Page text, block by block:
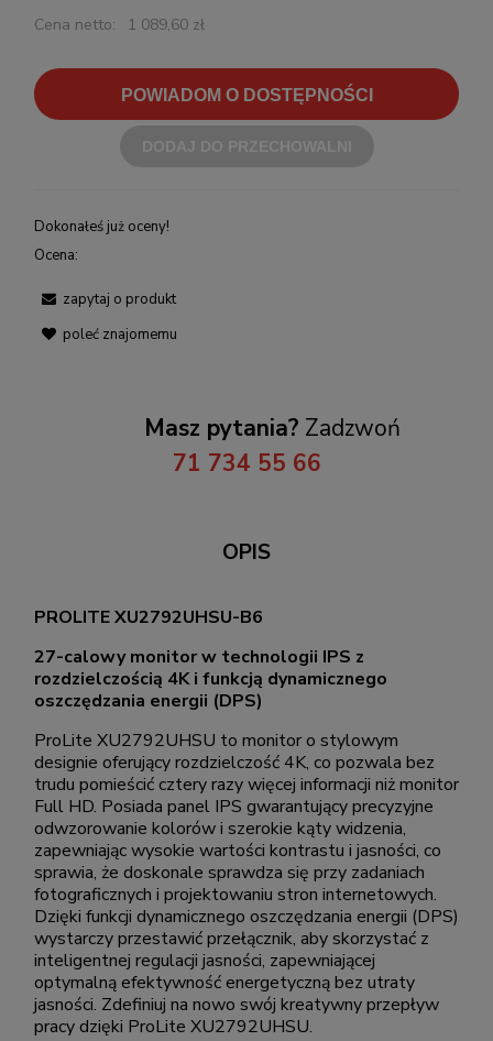
Cena netto: 1 089,60 zł
POWIADOM O DOSTĘPNOŚCI
Dokonałeś już oceny!
Ocena:
zapytaj o produkt
poleć znajomemu
Masz pytania? Zadzwoń
71 734 55 66
OPIS
PROLITE XU2792UHSU-B6
27-calowy monitor w technologii IPS z
rozdzielczością 4K i funkcją dynamicznego
oszczędzania energii (DPS)
ProLite XU2792UHSU to monitor o stylowym
designie oferujący rozdzielczość 4K, co pozwala bez
trudu pomieścić cztery razy więcej informacji niż monitor
Full HD. Posiada panel IPS gwarantujący precyzyjne
odwzorowanie kolorów i szerokie kąty widzenia,
zapewniając wysokie wartości kontrastu i jasności, co
sprawia, że doskonale sprawdza się przy zadaniach
fotograficznych i projektowaniu stron internetowych.
Dzięki funkcji dynamicznego oszczędzania energii (DPS)
wystarczy przestawić przełącznik, aby skorzystać z
inteligentnej regulacji jasności, zapewniającej
optymalną efektywność energetyczną bez utraty
jasności. Zdefiniuj na nowo swój kreatywny przepływ
pracy dzięki ProLite XU2792UHSU.